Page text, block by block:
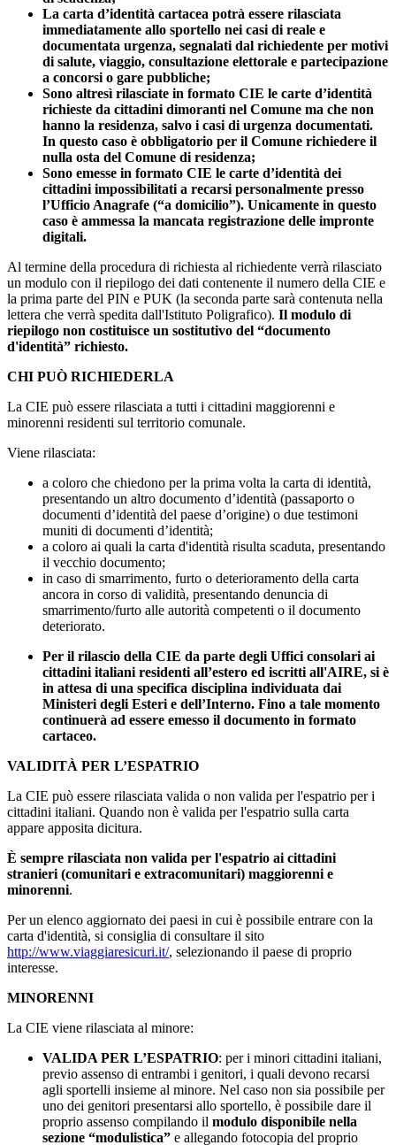
La carta d’identità cartacea potrà essere rilasciata
immediatamente allo sportello nei casi di reale e
documentata urgenza, segnalati dal richiedente per motivi
di salute, viaggio, consultazione elettorale e partecipazione
a concorsi o gare pubbliche;
Sono altresì rilasciate in formato CIE le carte d’identità
richieste da cittadini dimoranti nel Comune ma che non
hanno la residenza, salvo i casi di urgenza documentati.
In questo caso è obbligatorio per il Comune richiedere il
nulla osta del Comune di residenza;
Sono emesse in formato CIE le carte d’identità dei
cittadini impossibilitati a recarsi personalmente presso
l’Ufficio Anagrafe (“a domicilio”). Unicamente in questo
caso è ammessa la mancata registrazione delle impronte
digitali.
Al termine della procedura di richiesta al richiedente verrà rilasciato
un modulo con il riepilogo dei dati contenente il numero della CIE e
la prima parte del PIN e PUK (la seconda parte sarà contenuta nella
lettera che verrà spedita dall'Istituto Poligrafico). Il modulo di
riepilogo non costituisce un sostitutivo del “documento
d'identità” richiesto.
CHI PUÒ RICHIEDERLA
La CIE può essere rilasciata a tutti i cittadini maggiorenni e
minorenni residenti sul territorio comunale.
Viene rilasciata:
a coloro che chiedono per la prima volta la carta di identità,
presentando un altro documento d’identità (passaporto o
documenti d’identità del paese d’origine) o due testimoni
muniti di documenti d’identità;
a coloro ai quali la carta d'identità risulta scaduta, presentando
il vecchio documento;
in caso di smarrimento, furto o deterioramento della carta
ancora in corso di validità, presentando denuncia di
smarrimento/furto alle autorità competenti o il documento
deteriorato.
Per il rilascio della CIE da parte degli Uffici consolari ai
cittadini italiani residenti all’estero ed iscritti all'AIRE, si è
in attesa di una specifica disciplina individuata dai
Ministeri degli Esteri e dell’Interno. Fino a tale momento
continuerà ad essere emesso il documento in formato
cartaceo.
VALIDITÀ PER L’ESPATRIO
La CIE può essere rilasciata valida o non valida per l'espatrio per i
cittadini italiani. Quando non è valida per l'espatrio sulla carta
appare apposita dicitura.
È sempre rilasciata non valida per l'espatrio ai cittadini
stranieri (comunitari e extracomunitari) maggiorenni e
minorenni.
Per un elenco aggiornato dei paesi in cui è possibile entrare con la
carta d'identità, si consiglia di consultare il sito
http://www.viaggiaresicuri.it/, selezionando il paese di proprio
interesse.
MINORENNI
La CIE viene rilasciata al minore:
VALIDA PER L’ESPATRIO: per i minori cittadini italiani,
previo assenso di entrambi i genitori, i quali devono recarsi
agli sportelli insieme al minore. Nel caso non sia possibile per
uno dei genitori presentarsi allo sportello, è possibile dare il
proprio assenso compilando il modulo disponibile nella
sezione “modulistica” e allegando fotocopia del proprio